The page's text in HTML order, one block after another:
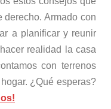
Armado con
a planificar y reunir
realidad la casa
con terrenos
¿Qué esperas?